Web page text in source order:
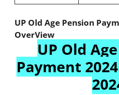
UP Old Age Pension
OverView
UP Old
Payment 2024 :